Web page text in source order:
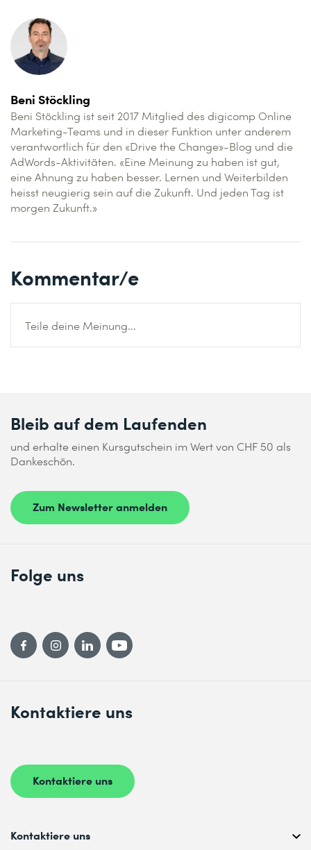
Beni Stöckling
Beni Stöckling ist seit 2017 Mitglied des digicomp Online
Marketing-Teams und in dieser Funktion unter anderem
verantwortlich für den «Drive the Change»-Blog und die
AdWords-Aktivitäten. «Eine Meinung zu haben ist gut,
eine Ahnung zu haben besser. Lernen und Weiterbilden
heisst neugierig sein auf die Zukunft. Und jeden Tag ist
morgen Zukunft.»
Kommentar/e
Teile deine Meinung...
Bleib auf dem Laufenden
und erhalte einen Kursgutschein im Wert von CHF 50 als
Dankeschön.
Zum Newsletter anmelden
Kontaktiere uns
Kontaktiere uns
Folge uns
Kontaktiere uns